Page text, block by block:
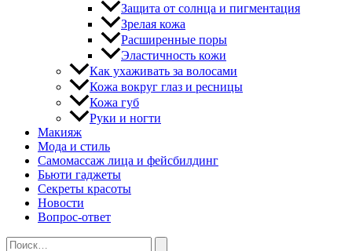
Защита от солнца и пигментация
Зрелая кожа
Расширенные поры
Эластичность кожи
Как ухаживать за волосами
Кожа вокруг глаз и ресницы
Кожа губ
Руки и ногти
Макияж
Мода и стиль
Самомассаж лица и фейсбилдинг
Бьюти гаджеты
Секреты красоты
Новости
Вопрос-ответ
Поиск: